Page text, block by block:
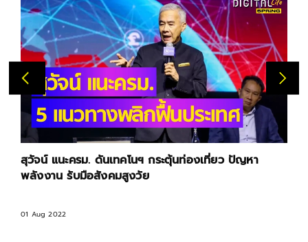
สุวัจน์ แนะครม. ดันเทคโนฯ กระตุ้นท่องเที่ยว ปัญหา
พลังงาน รับมือสังคมสูงวัย
01 Aug 2022